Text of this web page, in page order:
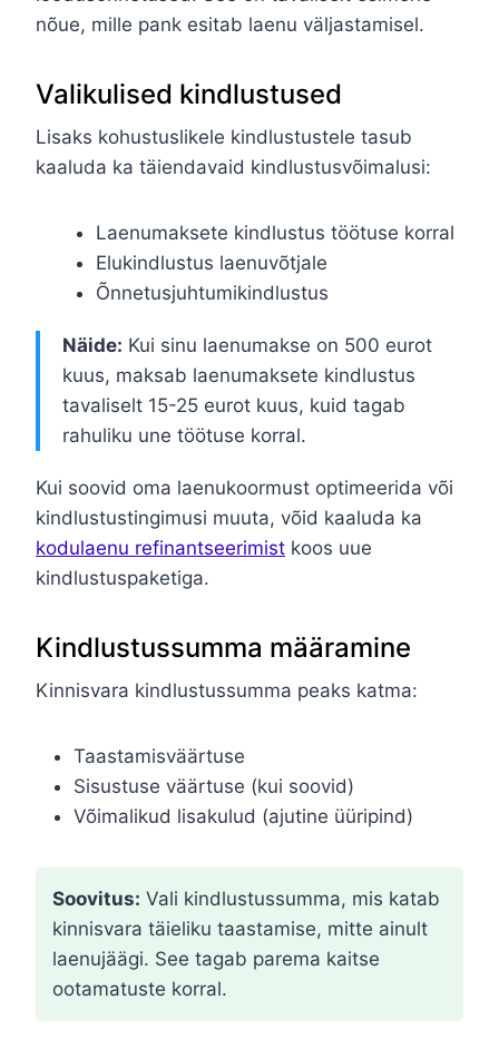
nõue, mille pank esitab laenu väljastamisel.
Valikulised kindlustused
Lisaks kohustuslikele kindlustustele tasub
kaaluda ka täiendavaid kindlustusvõimalusi:
Laenumaksete kindlustus töötuse korral
Elukindlustus laenuvõtjale
Õnnetusjuhtumikindlustus
Näide: Kui sinu laenumakse on 500 eurot
kuus, maksab laenumaksete kindlustus
tavaliselt 15-25 eurot kuus, kuid tagab
rahuliku une töötuse korral.
Kui soovid oma laenukoormust optimeerida või
kindlustustingimusi muuta, võid kaaluda ka
kodulaenu refinantseerimist koos uue
kindlustuspaketiga.
Kindlustussumma määramine
Kinnisvara kindlustussumma peaks katma:
Taastamisväärtuse
Sisustuse väärtuse (kui soovid)
Võimalikud lisakulud (ajutine üüripind)
Soovitus: Vali kindlustussumma, mis katab
kinnisvara täieliku taastamise, mitte ainult
laenujäägi. See tagab parema kaitse
ootamatuste korral.